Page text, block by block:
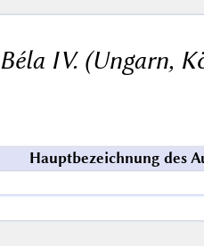
Béla IV. (Ungarn,
Hauptbezeichnung des